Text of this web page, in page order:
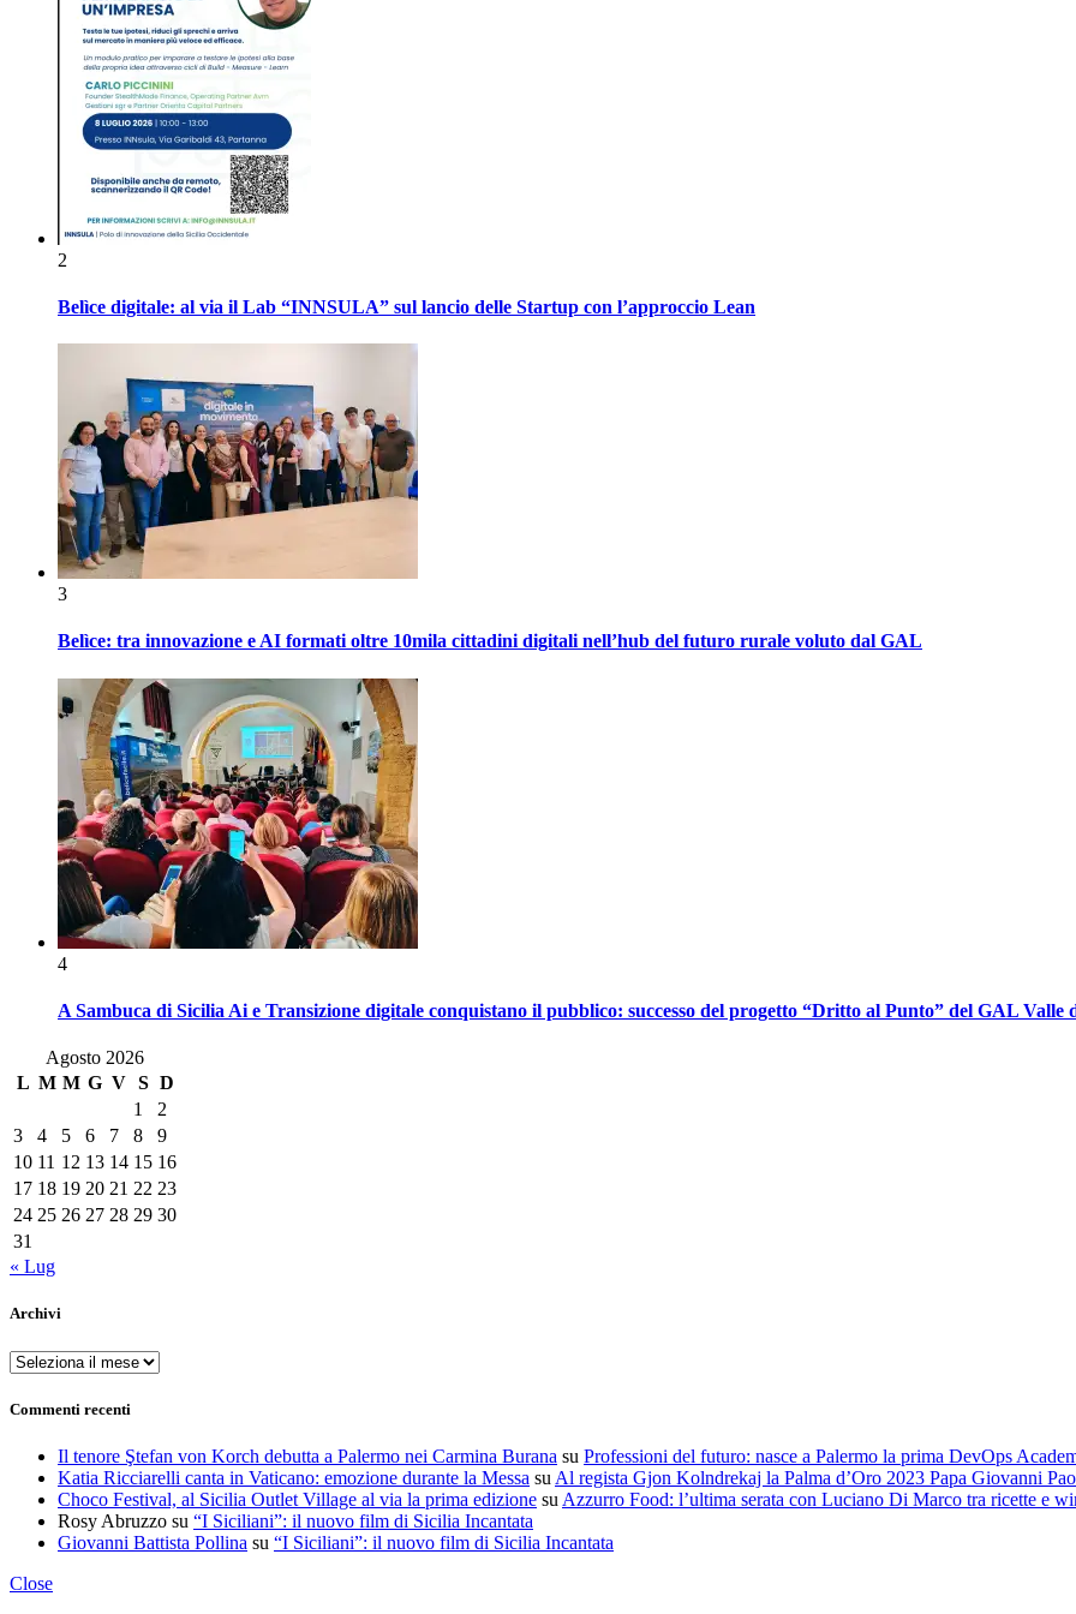
2
Belìce digitale: al via il Lab “INNSULA” sul lancio delle Startup con l’approccio Lean
3
Belìce: tra innovazione e AI formati oltre 10mila cittadini digitali nell’hub del futuro rurale voluto dal GAL
4
A Sambuca di Sicilia Ai e Transizione digitale conquistano il pubblico: successo del progetto “Dritto al Punto” del GAL Valle
Agosto 2026
L M M G V S D
1
2
3
4 5 6 7 8
9
10 11 12 13 14 15 16
17 18 19 20 21 22 23
24 25 26 27 28 29 30
31
« Lug
Archivi
Archivi
Commenti recenti
Il tenore Ştefan von Korch debutta a Palermo nei Carmina Burana su Professioni del futuro: nasce a Palermo la prima DevOps
Katia Ricciarelli canta in Vaticano: emozione durante la Messa su Al regista Gjon Kolndrekaj la Palma d’Oro 2023 Papa Giovanni
Choco Festival, al Sicilia Outlet Village al via la prima edizione su Azzurro Food: l’ultima serata con Luciano Di Marco tra ricette e
Rosy Abruzzo su “I Siciliani”: il nuovo film di Sicilia Incantata
Giovanni Battista Pollina su “I Siciliani”: il nuovo film di Sicilia Incantata
Close